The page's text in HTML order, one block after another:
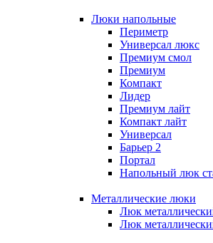
Люки напольные
Периметр
Универсал люкс
Премиум смол
Премиум
Компакт
Лидер
Премиум лайт
Компакт лайт
Универсал
Барьер 2
Портал
Напольный люк
Металлические люки
Люк
Люк